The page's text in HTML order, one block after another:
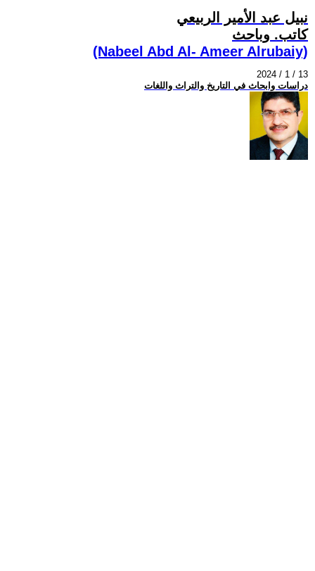
نبيل عبد الأمير الربيعي
كاتب. وباحث
(Nabeel Abd Al- Ameer Alrubaiy)
2024 / 1 / 13
دراسات وابحاث في التاريخ والتراث واللغات